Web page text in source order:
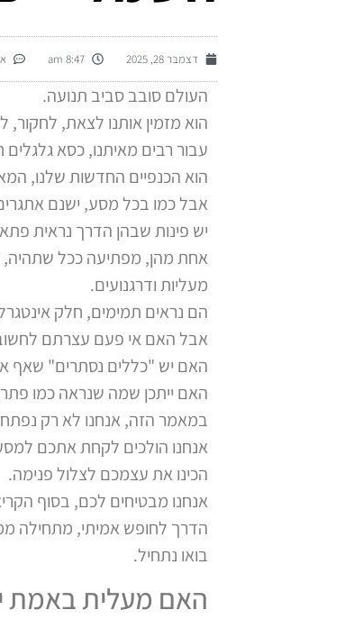
דצמבר 28, 2025 8:47 am
העולם סובב סביב תנועה.
הוא מזמין אותנו לצאת, לחקור,
עבור רבים מאיתנו, כסא
הוא הכנפיים החדשות שלנו,
אבל כמו בכל מסע, ישנם
יש פינות שבהן הדרך נראית
אחת מהן, מפתיעה ככל שתהיה,
מעליות ודרגנועים.
הם נראים תמימים, חלק
אבל האם אי פעם עצרתם
האם יש "כללים נסתרים" שאף
האם ייתכן שמה שנראה כמו
במאמר הזה, אנחנו לא רק
אנחנו הולכים לקחת אתכם
הכינו את עצמכם לצלול פנימה.
אנחנו מבטיחים לכם, בסוף
הדרך לחופש אמיתי, מתחילה
בואו נתחיל.
האם מעלית באמת ידידותית לכם? 5